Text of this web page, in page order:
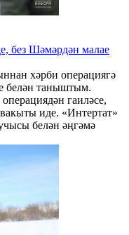
без Шәмәрдән малае
хәрби операциягә
белән таныштым.
гаиләсе,
иде. «Интертат»
белән әңгәмә